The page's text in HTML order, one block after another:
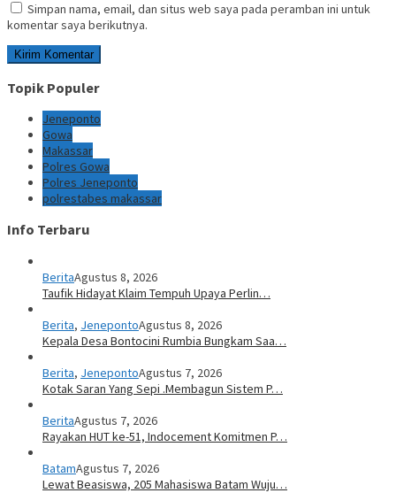
Simpan nama, email, dan situs web saya pada peramban ini untuk
komentar saya berikutnya.
Topik Populer
Jeneponto
Gowa
Makassar
Polres Gowa
Polres Jeneponto
polrestabes makassar
Info Terbaru
BeritaAgustus 8, 2026
Taufik Hidayat Klaim Tempuh Upaya Perlin…
Berita, JenepontoAgustus 8, 2026
Kepala Desa Bontocini Rumbia Bungkam Saa…
Berita, JenepontoAgustus 7, 2026
Kotak Saran Yang Sepi .Membagun Sistem P…
BeritaAgustus 7, 2026
Rayakan HUT ke-51, Indocement Komitmen P…
BatamAgustus 7, 2026
Lewat Beasiswa, 205 Mahasiswa Batam Wuju…